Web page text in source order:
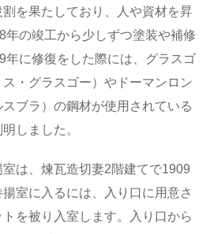
を果たしており、人や資材を昇
年の竣工から少しずつ塗装や補修
年に修復をした際には、グラスゴ
・グラスゴー）やドーマンロン
ブラ）の鋼材が使用されている
しました。
は、煉瓦造切妻2階建てで1909
室に入るには、入り口に用意さ
を被り入室します。入り口から